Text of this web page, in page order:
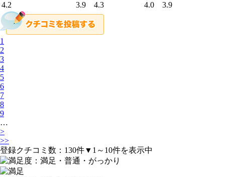
4.2
3.9 4.3 4.0 3.9
1
2
3
4
5
6
7
8
9
…
>
>>
登録クチコミ数： 130件▼1～10件を表示中